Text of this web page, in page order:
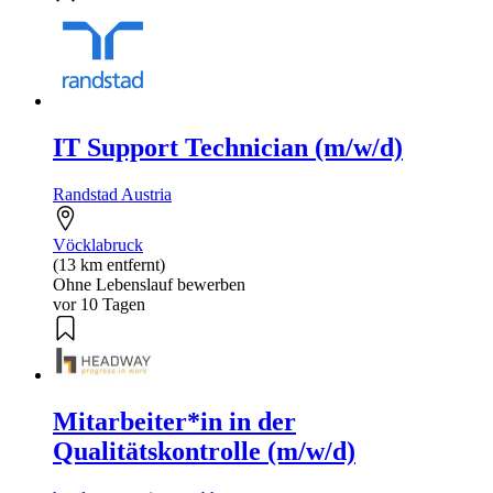
IT Support Technician (m/w/d)
Randstad Austria
Vöcklabruck
(13 km entfernt)
Ohne Lebenslauf bewerben
vor 10 Tagen
Mitarbeiter*in in der
Qualitätskontrolle (m/w/d)